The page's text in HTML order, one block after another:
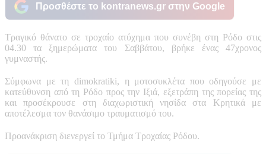
Προσθέστε το kontranews.gr στην Google
Τραγικό θάνατο σε τροχαίο ατύχημα που συνέβη στη Ρόδο στις
04.30 τα ξημερώματα του Σαββάτου, βρήκε ένας 47χρονος
γυμναστής.
Σύμφωνα με τη dimokratiki, η μοτοσυκλέτα που οδηγούσε με
κατεύθυνση από τη Ρόδο προς την Ιξιά, εξετράπη της πορείας της
και προσέκρουσε στη διαχωριστική νησίδα στα Κρητικά με
αποτέλεσμα τον θανάσιμο τραυματισμό του.
Προανάκριση διενεργεί το Τμήμα Τροχαίας Ρόδου.